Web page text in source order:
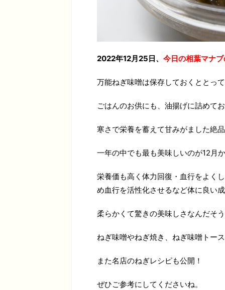
2022年12月25日、 今日の相葉マナ
万能ねぎ味噌は保存しておくととっ
ごはんのお供にも、油揚げに詰めて
寒さで栄養を蓄えて甘みがました絶
一年の中でも最も美味しいのが12月
栄養価も高く体力回復・血行をよく
め血行を活性化させるなど体に良い
柔らかくて驚きの美味しさなんだそ
ねぎ味噌やねぎ焼き、ねぎ味噌トー
また名店のねぎレシピも公開！
ぜひご参考にしてくださいね。